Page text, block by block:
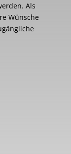
Als
Wünsche